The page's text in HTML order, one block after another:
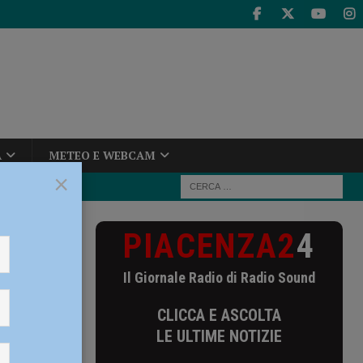
METEO E WEBCAM
“Prezzi
PIACENZA24
Il Giornale Radio di Radio Sound
CLICCA E ASCOLTA
LE ULTIME NOTIZIE
×